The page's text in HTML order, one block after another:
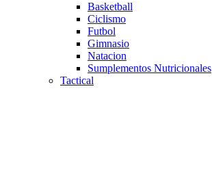
Basketball
Ciclismo
Futbol
Gimnasio
Natacion
Sumplementos Nutricionales
Tactical